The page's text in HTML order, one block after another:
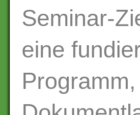
Seminar-
eine